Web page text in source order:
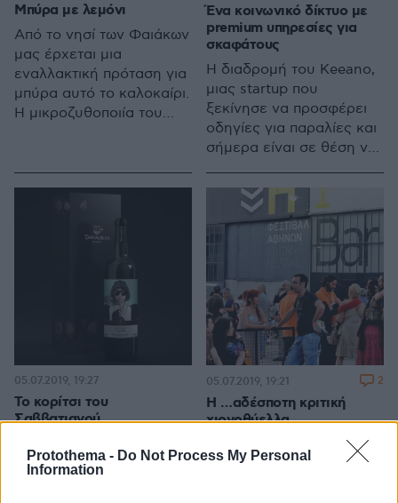
Protothema - Do Not Process My Personal
Information
Μπύρα με λεμόνι
Από το νησί των Φαιάκων
μας έρχεται μια
εναλλακτική πρόταση για
μπύρα αυτό το καλοκαίρι.
Η μικροζυθοποιία του
το 2009 καταφέρνει να
διευρύνει σταθερά την
προτάσεων της.
Ένα κοινωνικό δίκτυο με
premium υπηρεσίες για
σκαφάτους
Η διαδρομή του Keeano,
μιας startup που
ξεκίνησε να προσφέρει
οδηγίες για παραλίες και
σήμερα είναι σε θέση να
περισσότερο
εξειδικευμένες
υπηρεσίες και προϊόντα
στους ιδιοκτήτες σκαφών
για λιμανάκια και
αγκυροβόλια σε
ολόκληρη την
ακτογραμμή της
Μεσογείου και της
Καραϊβικής.
Το κορίτσι του
Σαββατιανού
05.07.2019, 19:27
Η …αδέσποτη κριτική
χιονοθύελλα
05.07.2019, 19:21 2